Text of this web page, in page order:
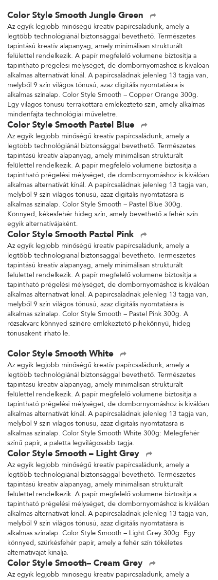
Color Style Smooth Jungle Green
Az egyik legjobb minőségű kreatív papírcsaládunk, amely a
legtöbb technológiánál biztonsággal bevethető. Természetes
tapintású kreatív alapanyag, amely minimálisan strukturált
felülettel rendelkezik. A papír megfelelő volumene biztosítja a
tapintható prégelési mélységet, de dombornyomáshoz is kiválóan
alkalmas alternatívát kínál. A papírcsaládnak jelenleg 13 tagja van,
melyből 9 szín világos tónusú, azaz digitális nyomtatásra is
alkalmas színalap. Color Style Smooth – Copper Orange 300g.
Egy világos tónusú terrakottára emlékeztető szín, amely alkalmas
mindenfajta technológiai műveletre.
Color Style Smooth Pastel Blue
Az egyik legjobb minőségű kreatív papírcsaládunk, amely a
legtöbb technológiánál biztonsággal bevethető. Természetes
tapintású kreatív alapanyag, amely minimálisan strukturált
felülettel rendelkezik. A papír megfelelő volumene biztosítja a
tapintható prégelési mélységet, de dombornyomáshoz is kiválóan
alkalmas alternatívát kínál. A papírcsaládnak jelenleg 13 tagja van,
melyből 9 szín világos tónusú, azaz digitális nyomtatásra is
alkalmas színalap. Color Style Smooth – Pastel Blue 300g.
Könnyed, kékesfehér hideg szín, amely bevethető a fehér szín
egyik alternatívájaként.
Color Style Smooth Pastel Pink
Az egyik legjobb minőségű kreatív papírcsaládunk, amely a
legtöbb technológiánál biztonsággal bevethető. Természetes
tapintású kreatív alapanyag, amely minimálisan strukturált
felülettel rendelkezik. A papír megfelelő volumene biztosítja a
tapintható prégelési mélységet, de dombornyomáshoz is kiválóan
alkalmas alternatívát kínál. A papírcsaládnak jelenleg 13 tagja van,
melyből 9 szín világos tónusú, azaz digitális nyomtatásra is
alkalmas színalap. Color Style Smooth – Pastel Pink 300g. A
rózsakvarc könnyed színére emlékeztető pihekönnyű, hideg
tónusaként írható le.
Color Style Smooth White
Az egyik legjobb minőségű kreatív papírcsaládunk, amely a
legtöbb technológiánál biztonsággal bevethető. Természetes
tapintású kreatív alapanyag, amely minimálisan strukturált
felülettel rendelkezik. A papír megfelelő volumene biztosítja a
tapintható prégelési mélységet, de dombornyomáshoz is kiválóan
alkalmas alternatívát kínál. A papírcsaládnak jelenleg 13 tagja van,
melyből 9 szín világos tónusú, azaz digitális nyomtatásra is
alkalmas színalap. Color Style Smooth White 300g: Melegfehér
színű papír, a paletta legvilágosabb tagja.
Color Style Smooth – Light Grey
Az egyik legjobb minőségű kreatív papírcsaládunk, amely a
legtöbb technológiánál biztonsággal bevethető. Természetes
tapintású kreatív alapanyag, amely minimálisan strukturált
felülettel rendelkezik. A papír megfelelő volumene biztosítja a
tapintható prégelési mélységet, de dombornyomáshoz is kiválóan
alkalmas alternatívát kínál. A papírcsaládnak jelenleg 13 tagja van,
melyből 9 szín világos tónusú, azaz digitális nyomtatásra is
alkalmas színalap. Color Style Smooth – Light Grey 300g: Egy
könnyed, szürkésfehér papír, amely a fehér szín tökéletes
alternatíváját kínálja.
Color Style Smooth– Cream Grey
Az egyik legjobb minőségű kreatív papírcsaládunk, amely a